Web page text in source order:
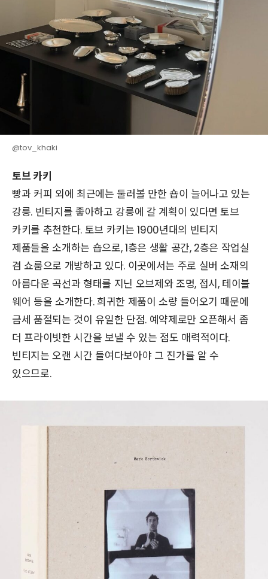
@tov_khaki
토브 카키
빵과 커피 외에 최근에는 둘러볼 만한 숍이 늘어나고 있는
강릉. 빈티지를 좋아하고 강릉에 갈 계획이 있다면 토브
카키를 추천한다. 토브 카키는 1900년대의 빈티지
제품들을 소개하는 숍으로, 1층은 생활 공간, 2층은 작업실
겸 쇼룸으로 개방하고 있다. 이곳에서는 주로 실버 소재의
아름다운 곡선과 형태를 지닌 오브제와 조명, 접시, 테이블
웨어 등을 소개한다. 희귀한 제품이 소량 들어오기 때문에
금세 품절되는 것이 유일한 단점. 예약제로만 오픈해서 좀
더 프라이빗한 시간을 보낼 수 있는 점도 매력적이다.
빈티지는 오랜 시간 들여다보아야 그 진가를 알 수
있으므로.